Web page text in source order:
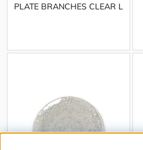
PLATE BRANCHES CLEAR L